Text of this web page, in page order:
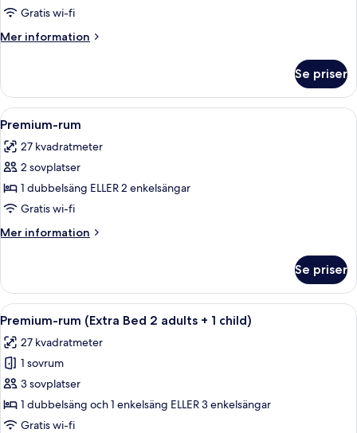
Gratis wi-fi
Mer information
Mer
Se priser
Öppna
alla
foton
för
Premium-
rum
Minibar, värdeförvaringsskåp på
8
Premium-rum
27 kvadratmeter
2 sovplatser
1 dubbelsäng ELLER 2 enkelsängar
Gratis wi-fi
Mer information
Mer
rum
Se priser
Öppna
alla
foton
för
Premium-
rum
(Extra
Minibar, värdeförvaringsskåp på
8
Premium-rum (Extra Bed 2 adults + 1 child)
27 kvadratmeter
1 sovrum
3 sovplatser
1 dubbelsäng och 1 enkelsäng ELLER 3 enkelsängar
Gratis wi-fi